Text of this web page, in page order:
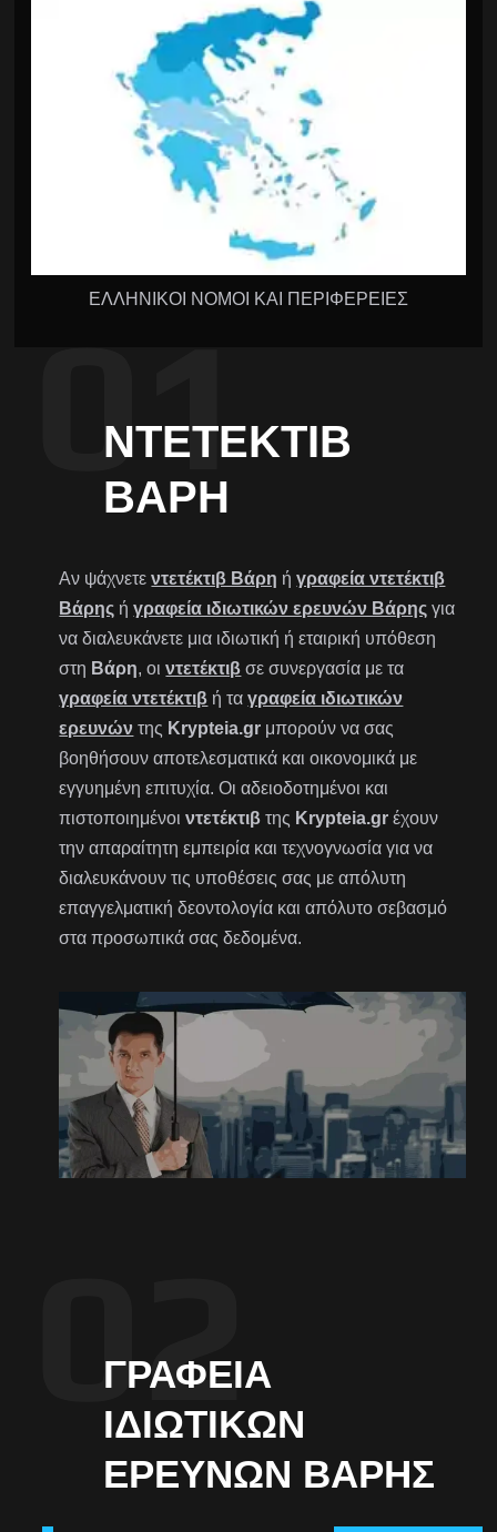
ΕΛΛΗΝΙΚΟΙ ΝΟΜΟΙ ΚΑΙ ΠΕΡΙΦΕΡΕΙΕΣ
ΝΤΕΤΈΚΤΙΒ
ΒΆΡΗ
Αν ψάχνετεντετέκτιβ Βάρη ήγραφεία ντετέκτιβ
Βάρης ήγραφεία ιδιωτικών ερευνών Βάρης για
να διαλευκάνετε μια ιδιωτική ή εταιρική υπόθεση
στη Βάρη, οιντετέκτιβ σε συνεργασία με τα
γραφεία ντετέκτιβ ή ταγραφεία ιδιωτικών
ερευνών της Krypteia.gr μπορούν να σας
βοηθήσουν αποτελεσματικά και οικονομικά με
εγγυημένη επιτυχία. Οι αδειοδοτημένοι και
πιστοποιημένοιντετέκτιβ της Krypteia.gr έχουν
την απαραίτητη εμπειρία και τεχνογνωσία για να
διαλευκάνουν τις υποθέσεις σας με απόλυτη
επαγγελματική δεοντολογία και απόλυτο σεβασμό
στα προσωπικά σας δεδομένα.
ΓΡΑΦΕΊΑ
ΙΔΙΩΤΙΚΏΝ
ΕΡΕΥΝΏΝ ΒΆΡΗΣ